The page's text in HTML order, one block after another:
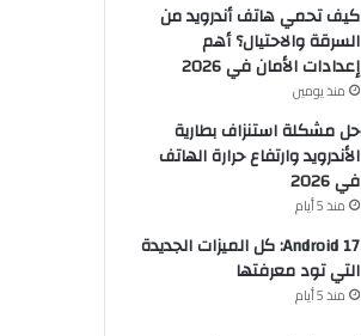
كيف تحمي هاتف أندرويد من
السرقة والاحتيال؟ أهم
إعدادات الأمان في 2026
منذ يومين
حل مشكلة استنزاف بطارية
الأندرويد وارتفاع حرارة الهاتف
في 2026
منذ 5 أيام
Android 17: كل الميزات الجديدة
التي تود معرفتها
منذ 5 أيام